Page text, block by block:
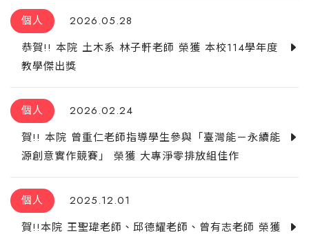
個人
2026.05.28
恭賀!! 本院 土木系 林子軒老師 榮獲 本校114學年度
教學傑出獎
個人
2026.02.24
賀!! 本院 曾重仁老師指導學生參與「臺灣能－永續能
源創意實作競賽」 榮獲 大專淨零排放組佳作
個人
2025.12.01
賀!!本院 王聖瑋老師、邱德耀老師、曾有志老師 榮獲